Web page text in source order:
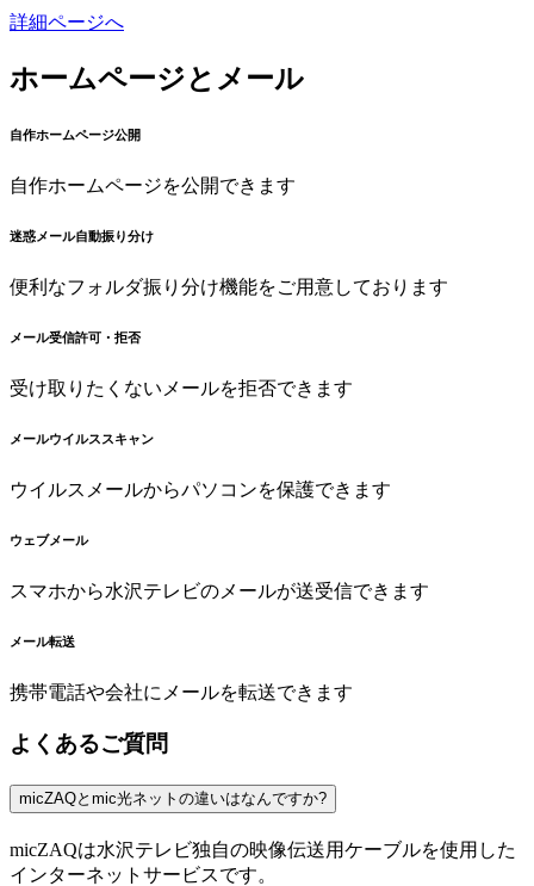
詳細ページへ
ホームページとメール
自作ホームページ公開
自作ホームページを公開できます
迷惑メール自動振り分け
便利なフォルダ振り分け機能をご用意しております
メール受信許可・拒否
受け取りたくないメールを拒否できます
メールウイルススキャン
ウイルスメールからパソコンを保護できます
ウェブメール
スマホから水沢テレビのメールが送受信できます
メール転送
携帯電話や会社にメールを転送できます
よくあるご質問
micZAQとmic光ネットの違いはなんですか?
micZAQは水沢テレビ独自の映像伝送用ケーブルを使用した
インターネットサービスです。